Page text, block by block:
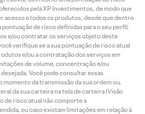
pela XP Investimentos, de modo que
acesso a todos os produtos, desde que dentro
de risco definidas para o seu perfil.
e/ou contratar os serviços objeto deste
verifique se a sua pontuação de risco atual
e/ou a contratação dos serviços em
de volume, concentração e/ou
Você pode consultar essas
da transmissão da sua ordem ou,
da sua carteira na tela de carteira (Visão
de risco atual não comporte a
ou caso existam limitações em relação à